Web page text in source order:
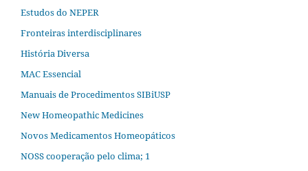
Estudos do NEPER
Fronteiras interdisciplinares
História Diversa
MAC Essencial
Manuais de Procedimentos SIBiUSP
New Homeopathic Medicines
Novos Medicamentos Homeopáticos
NOSS cooperação pelo clima; 1